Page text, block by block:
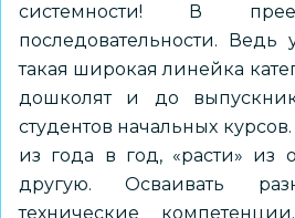
системности! В
последовательности.
такая широкая линейка
дошколят и до
студентов начальных
из года в год, «расти» из
другую. Осваивать
технические